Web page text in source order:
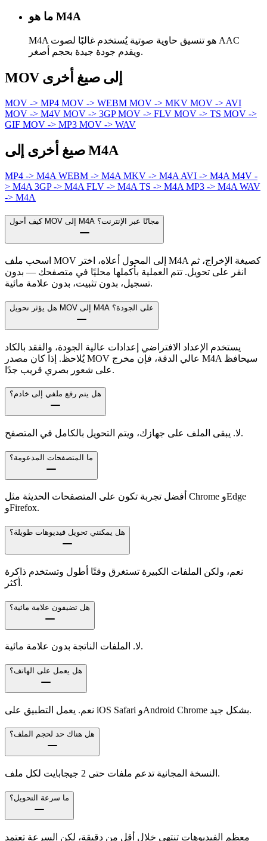
ما هو M4A
M4A هو تنسيق حاوية صوتية يُستخدم غالبًا لصوت AAC
ويقدم جودة جيدة بحجم أصغر.
MOV إلى صيغ أخرى
MOV -> MP4 MOV -> WEBM MOV -> MKV MOV -> AVI
MOV -> M4V MOV -> 3GPMOV -> FLV MOV -> TS MOV ->
GIF MOV -> MP3 MOV -> WAV
صيغ أخرى إلى M4A
MP4 -> M4A WEBM -> M4A MKV -> M4A AVI -> M4A M4V -
> M4A 3GP -> M4A FLV -> M4A TS -> M4A MP3 -> M4A WAV
-> M4A
كيف أحول MOV إلى M4A مجانًا عبر الإنترنت؟
اسحب ملف MOV إلى المحول أعلاه، اختر M4A كصيغة الإخراج، ثم
انقر على تحويل. تتم العملية بأكملها محليًا في متصفحك — بدون
تسجيل، بدون تثبيت، بدون علامة مائية.
هل يؤثر تحويل MOV إلى M4A على الجودة؟
يستخدم الإعداد الافتراضي إعدادات عالية الجودة، والفقد بالكاد
يُلاحظ. إذا كان مصدر MOV عالي الدقة، فإن مخرج M4A سيحافظ
على شعور بصري قريب جدًا.
هل يتم رفع ملفي إلى خادم؟
لا. يبقى الملف على جهازك، ويتم التحويل بالكامل في المتصفح.
ما المتصفحات المدعومة؟
أفضل تجربة تكون على المتصفحات الحديثة مثل Chrome وEdge
وFirefox.
هل يمكنني تحويل فيديوهات طويلة؟
نعم، ولكن الملفات الكبيرة تستغرق وقتًا أطول وتستخدم ذاكرة
أكثر.
هل تضيفون علامة مائية؟
لا. الملفات الناتجة بدون علامة مائية.
هل يعمل على الهاتف؟
نعم. يعمل التطبيق على iOS Safari وAndroid Chrome بشكل جيد.
هل هناك حد لحجم الملف؟
النسخة المجانية تدعم ملفات حتى 2 جيجابايت لكل ملف.
ما سرعة التحويل؟
معظم الفيديوهات تنتهي خلال أقل من دقيقة، لكن السرعة تعتمد